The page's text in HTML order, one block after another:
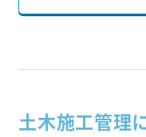
土木施工管理